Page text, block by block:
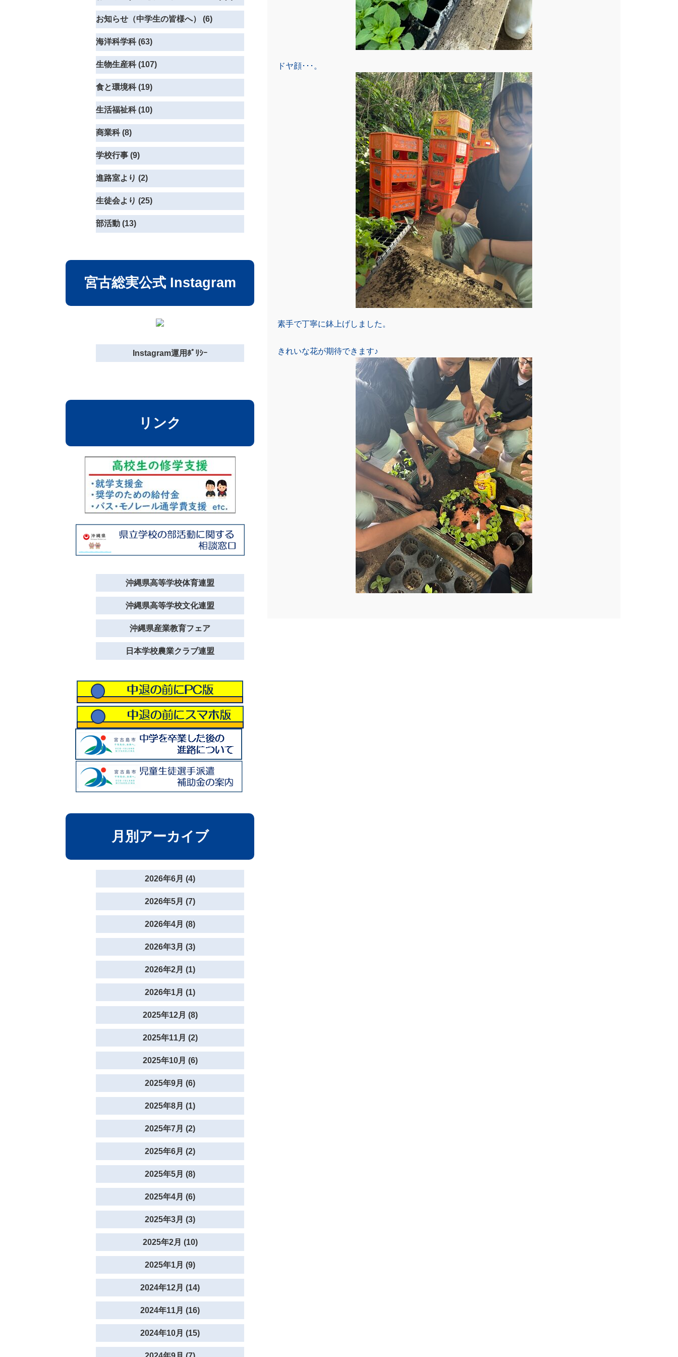
ドヤ顔･･･。
素手で丁寧に鉢上げしました。
きれいな花が期待できます♪
お知らせ（中学生の皆様へ） (6)
海洋科学科 (63)
生物生産科 (107)
食と環境科 (19)
生活福祉科 (10)
商業科 (8)
学校行事 (9)
進路室より (2)
生徒会より (25)
部活動 (13)
宮古総実公式 Instagram
Instagram運用ﾎﾟﾘｼｰ
リンク
沖縄県高等学校体育連盟
沖縄県高等学校文化連盟
沖縄県産業教育フェア
日本学校農業クラブ連盟
月別アーカイブ
2026年6月 (4)
2026年5月 (7)
2026年4月 (8)
2026年3月 (3)
2026年2月 (1)
2026年1月 (1)
2025年12月 (8)
2025年11月 (2)
2025年10月 (6)
2025年9月 (6)
2025年8月 (1)
2025年7月 (2)
2025年6月 (2)
2025年5月 (8)
2025年4月 (6)
2025年3月 (3)
2025年2月 (10)
2025年1月 (9)
2024年12月 (14)
2024年11月 (16)
2024年10月 (15)